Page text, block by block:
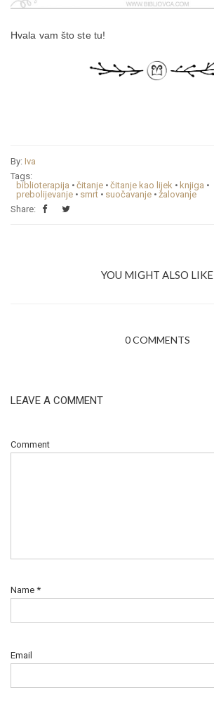
Hvala vam što ste tu!
By: Iva
Tags:
biblioterapija • čitanje • čitanje kao lijek • knjiga •
prebolijevanje • smrt • suočavanje • žalovanje
Share:
YOU MIGHT ALSO LIKE
0 COMMENTS
LEAVE A COMMENT
Comment
Name *
Email